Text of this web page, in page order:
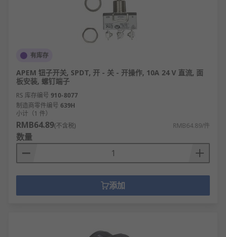
静触点间切换，实现电路转向或从A切到B。
双刀单掷开关 (DPST)：两组独立但联动的
SPST开关，同步控制两路电路的通断。
双刀双掷开关 (DPDT)：两组独立但联动的
SPDT开关，可同时切换两路电路的流向或切换
两对连接。
中心关断开关 (Center Off)：多用于
SPDT/DPDT类型，增加中间关断位置，提供
“开-A / 关 / 开-B”功能。
船型开关/翘板开关：通过按压一端翘起另一端
来控制开关位置（类似船体起伏），常用作电
源主开关。
小，适用于空间受限的PCB或小型电子设备
（如开发板）。
有库存
APEM 钮子开关, SPDT, 开 - 关 - 开操作, 10A 24 V 直流, 面
板安装, 螺钉端子
RS 库存编号 910-8077
制造商零件编号 639H
小计（1 件）
RMB64.89(不含税) RMB64.89/件
数量
添加